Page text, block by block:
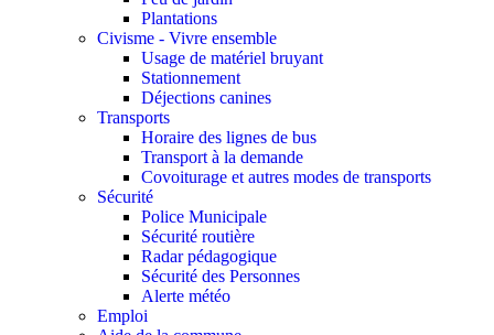
Plantations
Civisme - Vivre ensemble
Usage de matériel bruyant
Stationnement
Déjections canines
Transports
Horaire des lignes de bus
Transport à la demande
Covoiturage et autres modes de transports
Sécurité
Police Municipale
Sécurité routière
Radar pédagogique
Sécurité des Personnes
Alerte météo
Emploi